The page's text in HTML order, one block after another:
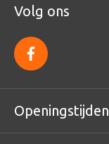
Volg ons
f
a
c
e
o
o
Openingstijden